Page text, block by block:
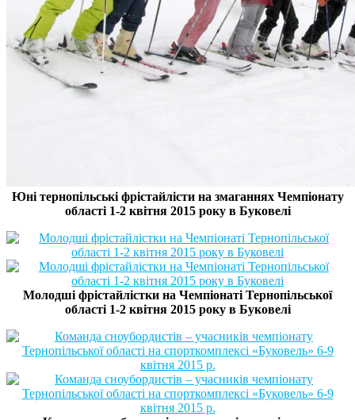
Юні тернопільські фрістайлісти на змаганнях Чемпіонату
області 1-2 квітня 2015 року в Буковелі
Молодші фрістайлістки на Чемпіонаті Тернопільської
області 1-2 квітня 2015 року в Буковелі